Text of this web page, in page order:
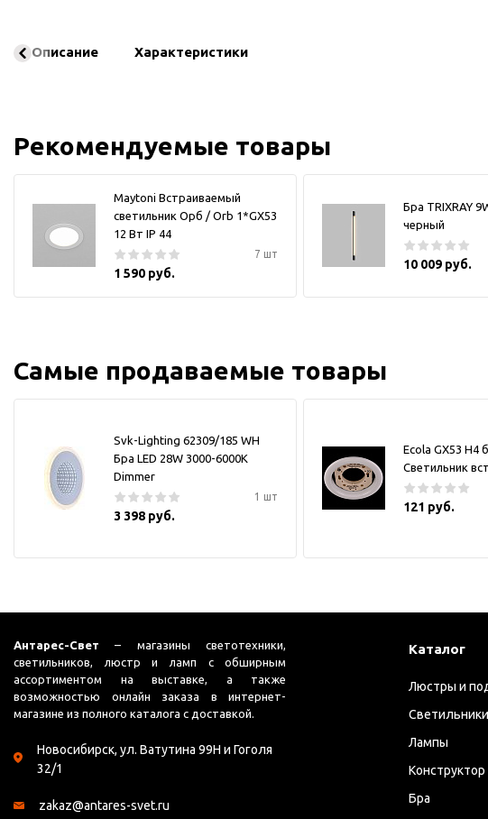
Описание Характеристики
Рекомендуемые товары
Maytoni Встраиваемый
светильник Орб / Orb 1*GX53
12 Вт IP 44
7 шт
1 590 руб.
Бра TRIXRAY
черный
10 009 руб.
Самые продаваемые товары
Svk-Lighting 62309/185 WH
Бра LED 28W 3000-6000K
Dimmer
1 шт
3 398 руб.
Ecola GX53 H4
Светильник
121 руб.
Антарес-Свет – магазины светотехники,
светильников, люстр и ламп с обширным
ассортиментом на выставке, а также
возможностью онлайн заказа в интернет-
магазине из полного каталога с доставкой.
Новосибирск, ул. Ватутина 99Н и Гоголя
32/1
zakaz@antares-svet.ru
Каталог
Люстры и
Светильники
Лампы
Конструктор
Бра